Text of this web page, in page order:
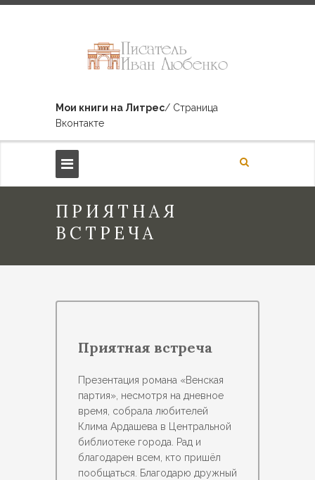
Мои книги на Литрес/ Страница
Вконтакте
ПРИЯТНАЯ
ВСТРЕЧА
Приятная встреча
Презентация романа «Венская
партия», несмотря на дневное
время, собрала любителей
Клима Ардашева в Центральной
библиотеке города. Рад и
благодарен всем, кто пришёл
пообщаться. Благодарю дружный